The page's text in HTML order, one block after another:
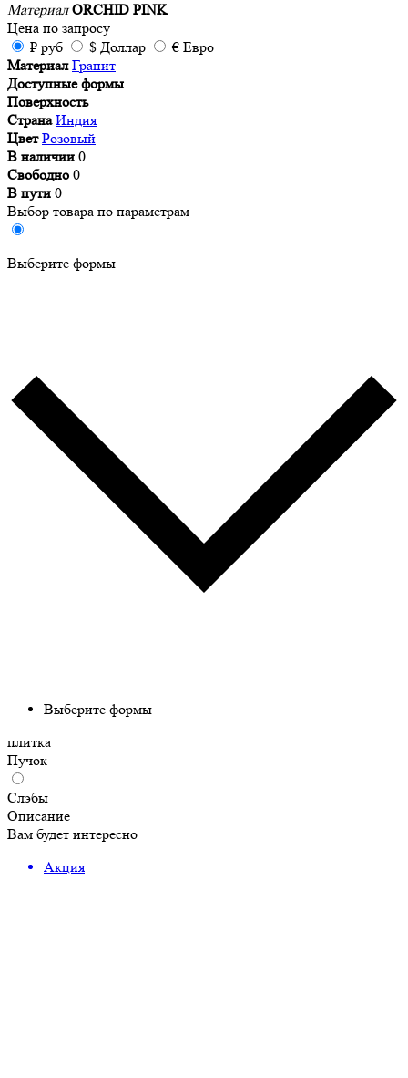
Материал ORCHID PINK
Цена по запросу
₽ руб $ Доллар € Евро
Материал Гранит
Доступные формы
Поверхность
Страна Индия
Цвет Розовый
В наличии 0
Свободно 0
В пути 0
Выбор товара по параметрам
Выберите формы
Выберите формы
плитка
Пучок
Слэбы
Описание
Вам будет интересно
Акция